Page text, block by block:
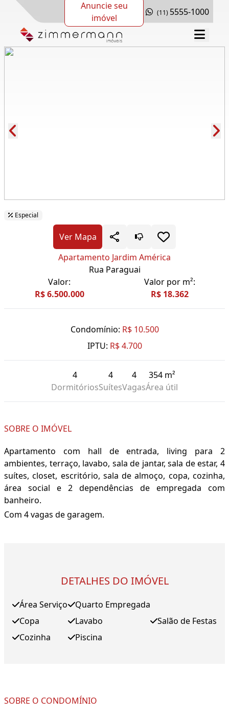
Anuncie seu
imóvel
(11) 5555-1000
Especial
Ver Mapa
Apartamento Jardim América
Rua Paraguai
Valor:
R$ 6.500.000
Valor por m²:
R$ 18.362
Condomínio: R$ 10.500
IPTU: R$ 4.700
4
Dormitórios
4
Suítes
4
Vagas
354 m²
Área útil
SOBRE O IMÓVEL
Apartamento com hall de entrada, living para 2
ambientes, terraço, lavabo, sala de jantar, sala de estar, 4
suítes, closet, escritório, sala de almoço, copa, cozinha,
área social e 2 dependências de empregada com
banheiro.
Com 4 vagas de garagem.
DETALHES DO IMÓVEL
Área Serviço
Copa
Cozinha
Quarto Empregada
Lavabo
Piscina
Salão de Festas
SOBRE O CONDOMÍNIO